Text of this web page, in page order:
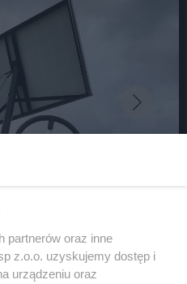
partnerów oraz inne
z.o.o. uzyskujemy dostęp i
urządzeniu oraz